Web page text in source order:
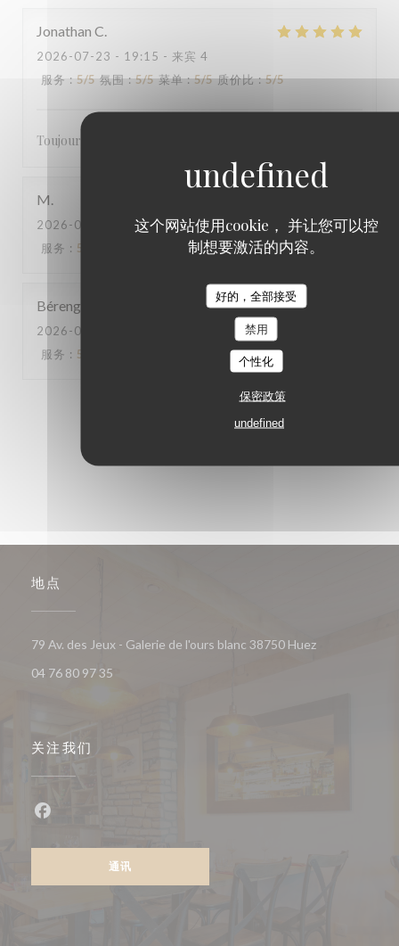
这个网站使用cookie， 并让您可以控
制想要激活的内容。
好的，全部接受
禁用
个性化
保密政策
undefined
Jonathan C
2026-07-23 - 19:15 - 来宾 4
服务 : 5/5 氛围: 5/5 菜单: 5/5 质价比: 5/5
Toujours bon et le service est toujours chouette
M
2026-07-20
- 19:00 - 来宾 6
服务 : 5 : 5 /5 质价比: 5/5
Bérengère
2026-07-18
服务 : 5 质价比: 4/5
地点
79 Av. des Jeux - Galerie de l'ours blanc 38750 Huez((在新窗口中
04 76 80 97 35
关注我们
通讯